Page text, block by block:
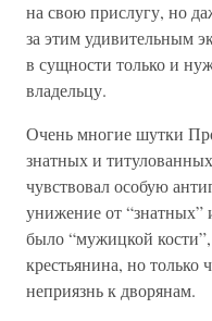
на свою прислугу, но
за этим удивительным
в сущности только и
владельцу.
Очень многие шутки
знатных и
чувствовал особую
унижение от
было “мужицкой
крестьянина, но
неприязнь к дворянам.